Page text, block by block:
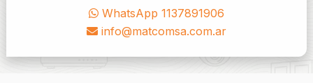
WhatsApp 1137891906
info@matcomsa.com.ar